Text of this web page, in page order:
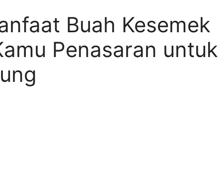
Buah Kesemek
Penasaran untuk